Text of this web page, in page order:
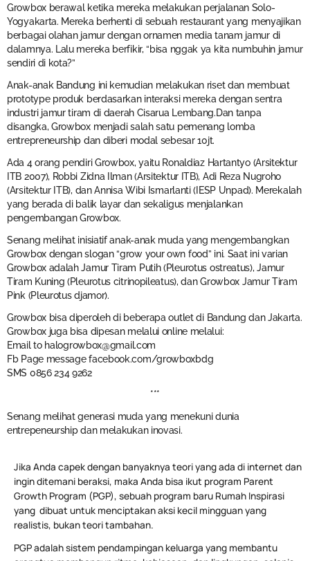
Growbox berawal ketika mereka melakukan perjalanan Solo-
Yogyakarta. Mereka berhenti di sebuah restaurant yang menyajikan
berbagai olahan jamur dengan ornamen media tanam jamur di
dalamnya. Lalu mereka berfikir, “bisa nggak ya kita numbuhin jamur
sendiri di kota?”
Anak-anak Bandung ini kemudian melakukan riset dan membuat
prototype produk berdasarkan interaksi mereka dengan sentra
industri jamur tiram di daerah Cisarua Lembang.Dan tanpa
disangka, Growbox menjadi salah satu pemenang lomba
entrepreneurship dan diberi modal sebesar 10jt.
Ada 4 orang pendiri Growbox, yaitu Ronaldiaz Hartantyo (Arsitektur
ITB 2007), Robbi Zidna Ilman (Arsitektur ITB), Adi Reza Nugroho
(Arsitektur ITB), dan Annisa Wibi Ismarlanti (IESP Unpad). Merekalah
yang berada di balik layar dan sekaligus menjalankan
pengembangan Growbox.
Senang melihat inisiatif anak-anak muda yang mengembangkan
Growbox dengan slogan “grow your own food” ini. Saat ini varian
Growbox adalah Jamur Tiram Putih (Pleurotus ostreatus), Jamur
Tiram Kuning (Pleurotus citrinopileatus), dan Growbox Jamur Tiram
Pink (Pleurotus djamor).
Growbox bisa diperoleh di beberapa outlet di Bandung dan Jakarta.
Growbox juga bisa dipesan melalui online melalui:
Email to halogrowbox@gmail.com
Fb Page message facebook.com/growboxbdg
SMS 0856 234 9262
***
Senang melihat generasi muda yang menekuni dunia
entrepeneurship dan melakukan inovasi.
Jika Anda capek dengan banyaknya teori yang ada di internet dan
ingin ditemani beraksi, maka Anda bisa ikut program Parent
Growth Program (PGP), sebuah program baru Rumah Inspirasi
yang dibuat untuk menciptakan aksi kecil mingguan yang
realistis, bukan teori tambahan.
PGP adalah sistem pendampingan keluarga yang membantu